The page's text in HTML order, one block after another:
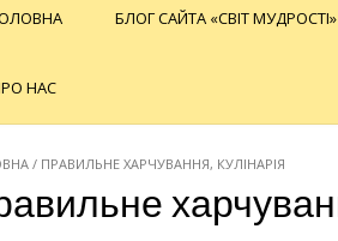
БЛОГ САЙТА «СВІТ МУДРОСТІ»
НАС
/ ПРАВИЛЬНЕ ХАРЧУВАННЯ, КУЛІНАРІЯ